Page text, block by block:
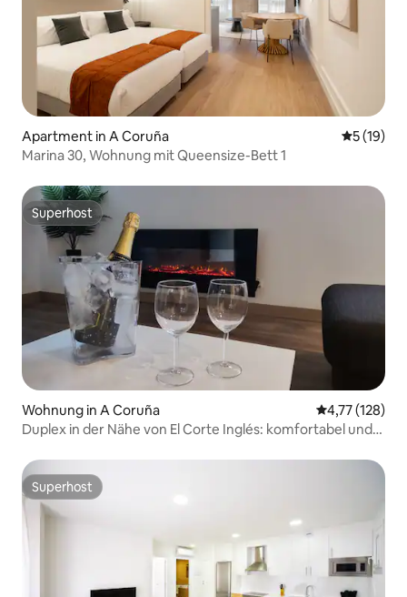
Apartment in A Coruña
5 (19)
Marina 30, Wohnung mit Queensize-Bett 1
Superhost
Superhost
Wohnung in A Coruña
4,77 (128)
Duplex in der Nähe von El Corte Inglés: komfortabel und
Superhost
Superhost